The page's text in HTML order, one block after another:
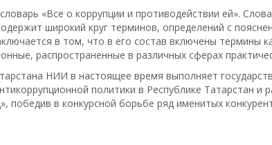
«Все о коррупции и противодействии ей».
широкий круг терминов, определений с
в том, что в его состав включены
распространенные в различных сферах
НИИ в настоящее время выполняет
политики в Республике Татарстан и
победив в конкурсной борьбе ряд именитых